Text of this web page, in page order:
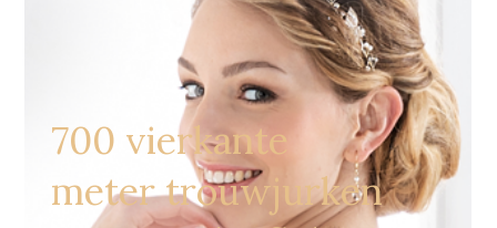
700 vierkante
meter trouwjurken